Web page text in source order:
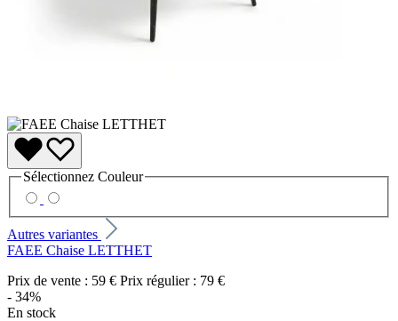
Sélectionnez Couleur
Autres variantes
FAEE Chaise LETTHET
Prix de vente : 59 € Prix régulier : 79 €
- 34%
En stock